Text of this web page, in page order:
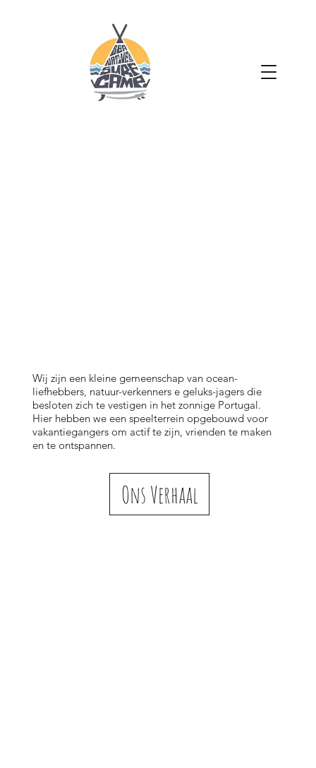
​Wij zijn een kleine gemeenschap van ocean-
liefhebbers, natuur-verkenners e geluks-jagers die
besloten zich te vestigen in het zonnige Portugal.
Hier hebben we een speelterrein opgebouwd voor
vakantiegangers om actif te zijn, vrienden te maken
en te ontspannen.
Ons Verhaal